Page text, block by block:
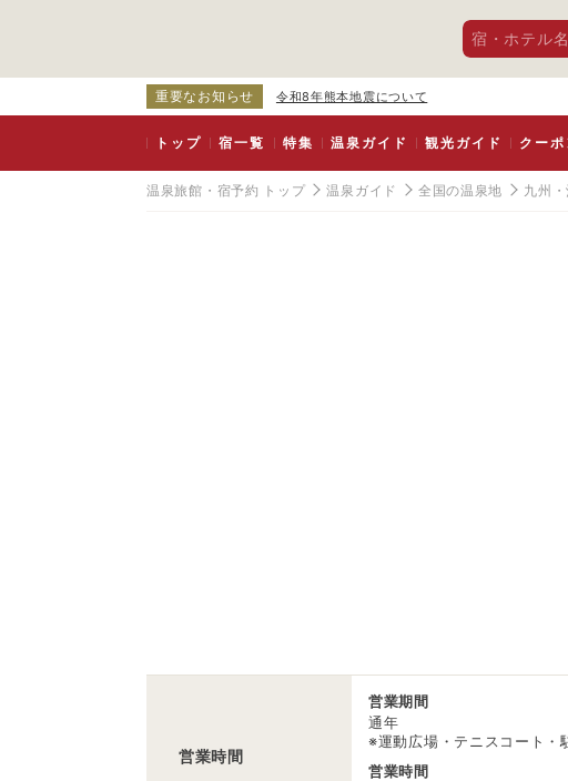
宿・ホテル名
重要なお知らせ 令和8年熊本地震について
トップ 宿一覧 特集 温泉ガイド 観光ガイド クー
温泉旅館・宿予約 トップ 温泉ガイド 全国の温泉地 九州
営業時間
営業期間
通年
※運動広場・テニスコート・
営業時間